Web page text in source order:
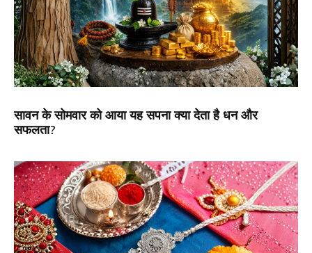
सावन के सोमवार को आया यह सपना क्या देता है धन और
सफलता?